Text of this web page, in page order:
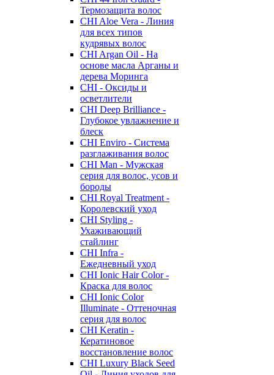
Термозащита волос
CHI Aloe Vera - Линия
для всех типов
кудрявых волос
CHI Argan Oil - На
основе масла Арганы и
дерева Моринга
CHI - Оксиды и
осветлители
CHI Deep Brilliance -
Глубокое увлажнение и
блеск
CHI Enviro - Система
разглаживания волос
CHI Man - Мужская
серия для волос, усов и
бороды
CHI Royal Treatment -
Королевский уход
CHI Styling -
Ухаживающий
стайлинг
CHI Infra -
Ежедневный уход
CHI Ionic Hair Color -
Краска для волос
CHI Ionic Color
Illuminate - Оттеночная
серия для волос
CHI Keratin -
Кератиновое
восстановление волос
CHI Luxury Black Seed